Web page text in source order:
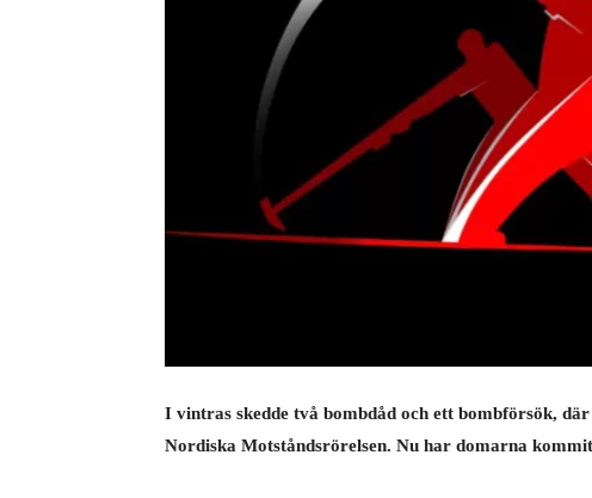
I vintras skedde två bombdåd och ett bombförsök,
Nordiska Motståndsrörelsen. Nu har domarna